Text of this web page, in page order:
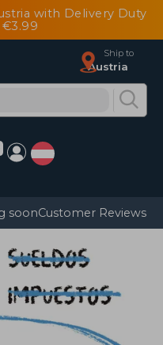
with Delivery Duty
€3.99
Ship to
Austria
soonCustomer Reviews